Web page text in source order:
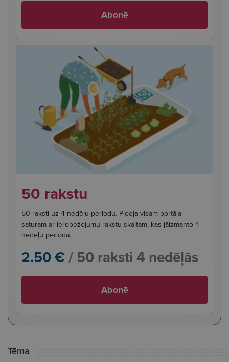
Abonē
50 rakstu
50 raksti uz 4 nedēļu periodu. Pieeja visam portāla
saturam ar ierobežojumu rakstu skaitam, kas jāizmanto 4
nedēļu periodā.
2.50 €/ 50 raksti 4 nedēļās
Abonē
Tēma